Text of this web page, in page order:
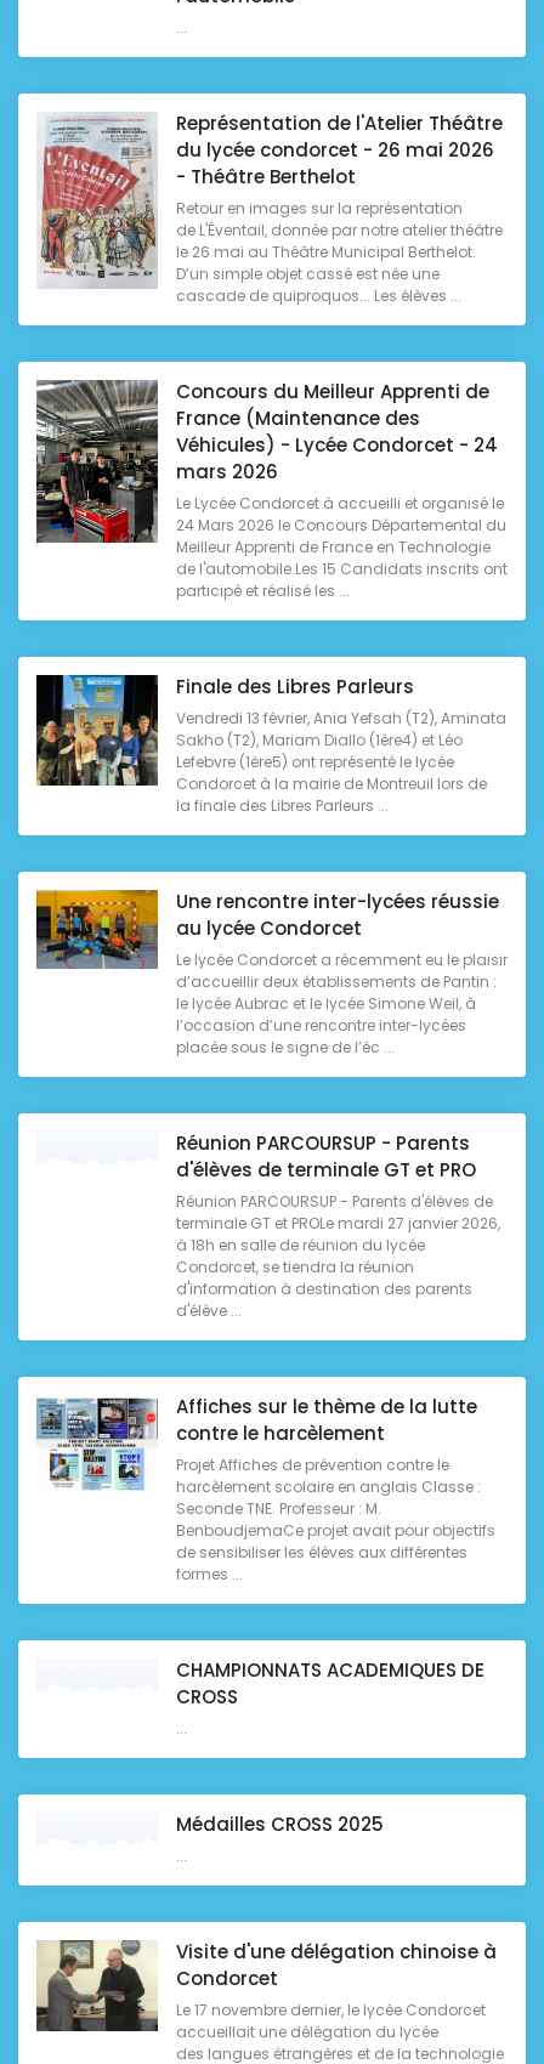
...
Représentation de l'Atelier Théâtre
du lycée condorcet - 26 mai 2026
- Théâtre Berthelot
Retour en images sur la représentation
de L'Éventail, donnée par notre atelier théâtre
le 26 mai au Théâtre Municipal Berthelot.
D’un simple objet cassé est née une
cascade de quiproquos... Les élèves ...
Concours du Meilleur Apprenti de
France (Maintenance des
Véhicules) - Lycée Condorcet - 24
mars 2026
Le Lycée Condorcet à accueilli et organisé le
24 Mars 2026 le Concours Départemental du
Meilleur Apprenti de France en Technologie
de l'automobile.Les 15 Candidats inscrits ont
participé et réalisé les ...
Finale des Libres Parleurs
Vendredi 13 février, Ania Yefsah (T2), Aminata
Sakho (T2), Mariam Diallo (1ère4) et Léo
Lefebvre (1ère5) ont représenté le lycée
Condorcet à la mairie de Montreuil lors de
la finale des Libres Parleurs ...
Une rencontre inter-lycées réussie
au lycée Condorcet
Le lycée Condorcet a récemment eu le plaisir
d’accueillir deux établissements de Pantin :
le lycée Aubrac et le lycée Simone Weil, à
l’occasion d’une rencontre inter-lycées
placée sous le signe de l’éc ...
Réunion PARCOURSUP - Parents
d'élèves de terminale GT et PRO
Réunion PARCOURSUP - Parents d'élèves de
terminale GT et PROLe mardi 27 janvier 2026,
à 18h en salle de réunion du lycée
Condorcet, se tiendra la réunion
d'information à destination des parents
d'élève ...
Affiches sur le thème de la lutte
contre le harcèlement
Projet Affiches de prévention contre le
harcèlement scolaire en anglais Classe :
Seconde TNE. Professeur : M.
BenboudjemaCe projet avait pour objectifs
de sensibiliser les élèves aux différentes
formes ...
CHAMPIONNATS ACADEMIQUES DE
CROSS
...
Médailles CROSS 2025
...
Visite d'une délégation chinoise à
Condorcet
Le 17 novembre dernier, le lycée Condorcet
accueillait une délégation du lycée
des langues étrangères et de la technologie